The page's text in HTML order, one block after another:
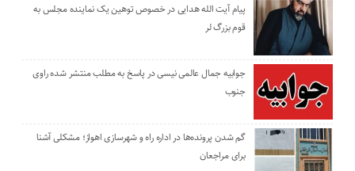
پیام آیت الله هدایی در خصوص توهین یک نماینده مجلس به
قوم بزرگ لر
جوابیه جمال عالمی نیسی در پاسخ به مطلب منتشر شده راوی
جنوب
گم شدن پرونده‌ها در اداره راه و شهرسازی اهواز؛ مشکلی آشنا
برای مراجعان